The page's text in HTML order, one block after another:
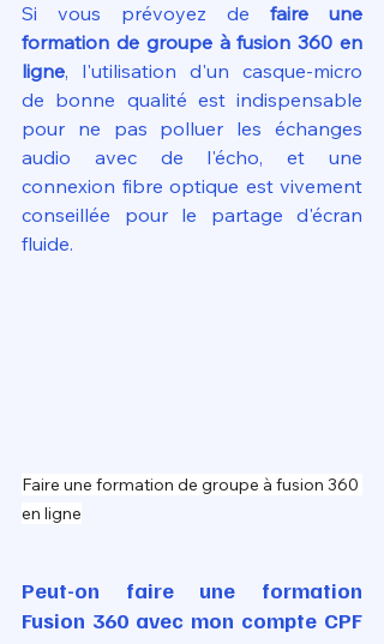
Si vous prévoyez de faire une
formation de groupe à fusion 360 en
ligne, l'utilisation d'un casque-micro
de bonne qualité est indispensable
pour ne pas polluer les échanges
audio avec de l'écho, et une
connexion fibre optique est vivement
conseillée pour le partage d'écran
fluide.
Faire une formation de groupe à fusion 360
en ligne
Peut-on faire une formation
Fusion 360 avec mon compte CPF